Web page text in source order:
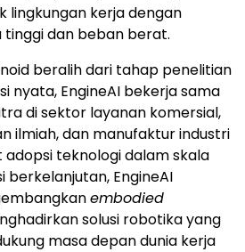
lingkungan kerja dengan
dan beban berat.
beralih dari tahap penelitian
nyata, EngineAI bekerja sama
di sektor layanan komersial,
ilmiah, dan manufaktur industri
teknologi dalam skala
berkelanjutan, EngineAI
embodied
solusi robotika yang
masa depan dunia kerja